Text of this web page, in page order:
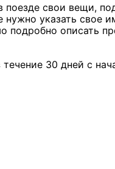
свои вещи,
нужно указать свое
подробно описать
30 дней с